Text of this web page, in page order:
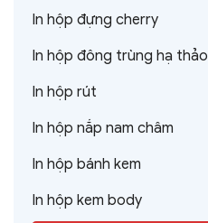
In hộp đựng cherry
In hộp đông trùng hạ thảo
In hộp rút
In hộp nắp nam châm
In hộp bánh kem
In hộp kem body